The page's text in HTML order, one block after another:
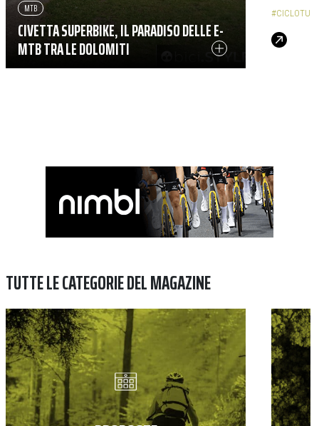
CIVETTA SUPERBIKE, IL PARADISO DELLE E-
MTB TRA LE DOLOMITI
MTB
TUTTE LE CATEGORIE DEL MAGAZINE